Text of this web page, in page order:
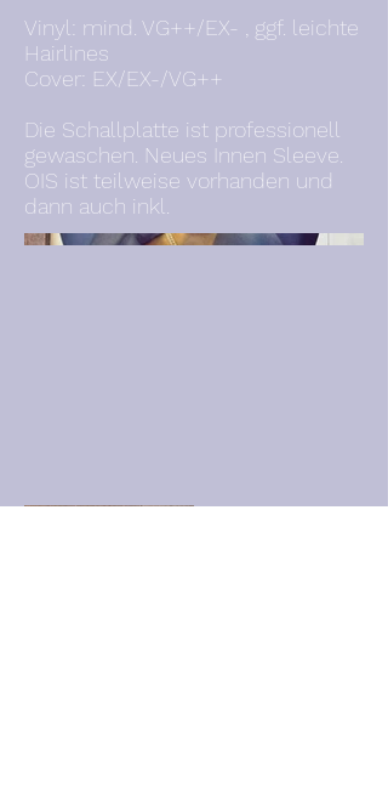
Vinyl: mind. VG++/EX- , ggf. leichte
Hairlines
Cover: EX/EX-/VG++
Die Schallplatte ist professionell
gewaschen. Neues Innen Sleeve.
OIS ist teilweise vorhanden und
dann auch inkl.